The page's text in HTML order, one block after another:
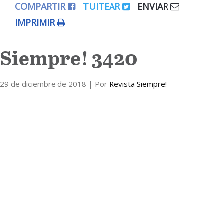
Editorial
Colaboradores
Internacional
COMPARTIR TUITEAR
ENVIAR
IMPRIMIR
Siempre! 3420
29 de diciembre de 2018 | Por Revista Siempre!